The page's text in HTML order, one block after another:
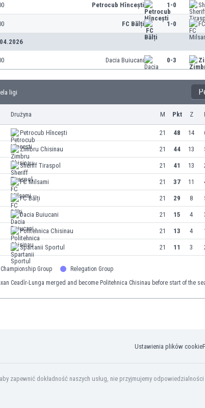
Petrocub Hîncești 1-0
FC Bălți 1-0
Dacia Buiucani 0-3
ligi
Drużyna M Pkt Z
Petrocub Hîncești 21 48 14
Zimbru Chisinau 21 44 13
Sheriff Tiraspol 21 41 13
FC Milsami 21 37 11
FC Bălți 21 29 8
Dacia Buiucani 21 15 4
Politehnica Chisinau 21 13 4
Spartanii Sportul 21 11 3
Championship Group
Relegation Group
Ceadîr-Lunga merged and become Politehnica Chisinau before start of the
Ustawienia plików cookie
zapewnić dokładność naszych usług, nie przyjmujemy